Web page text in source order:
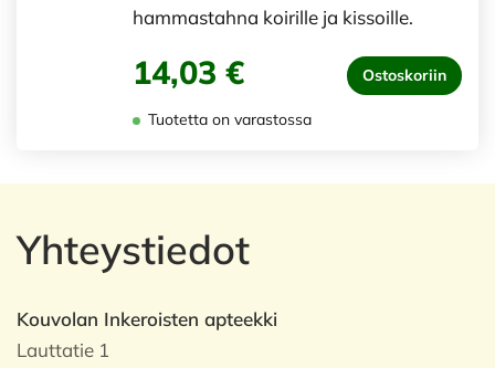
hammastahna koirille ja kissoille.
14,03 € Ostoskoriin
Tuotetta on varastossa
Yhteystiedot
Kouvolan Inkeroisten apteekki
Lauttatie 1